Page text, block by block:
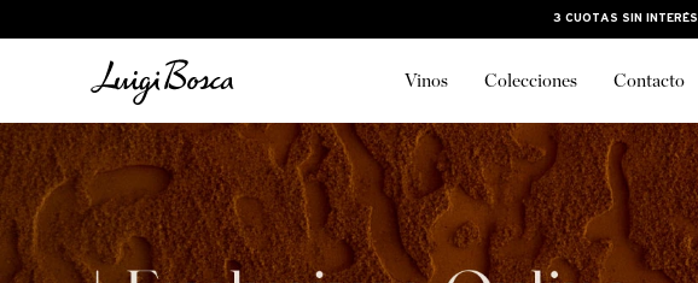
3 CUOTAS SIN
Vinos Colecciones Contacto